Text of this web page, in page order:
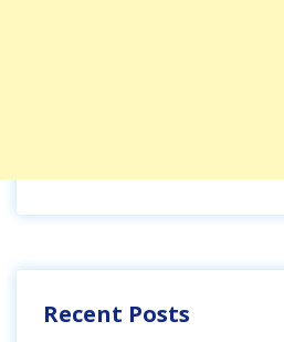
Recent Posts